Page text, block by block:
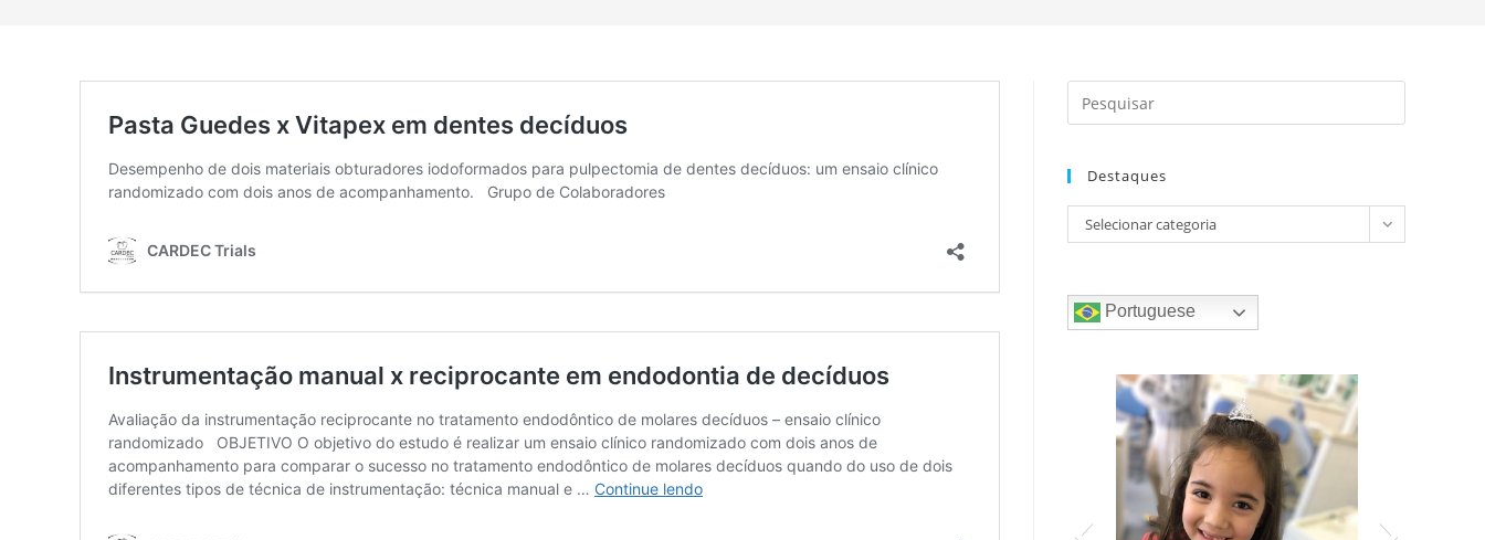
doDestaques
Destaques
Selecionar categoria
Portuguese